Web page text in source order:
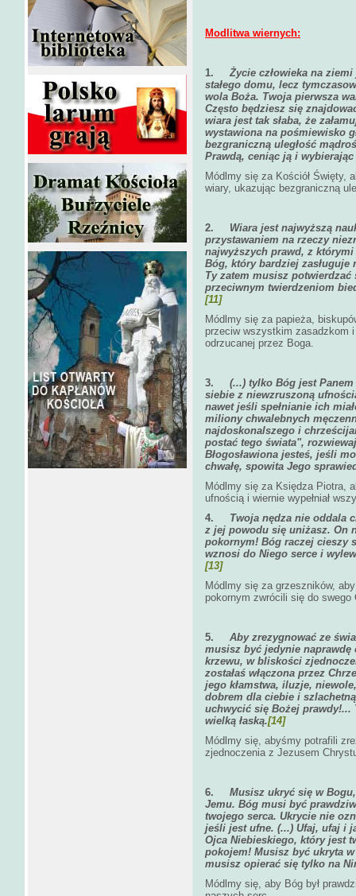
Modlitwa wiernych:
1.Życie człowieka na
stałego domu, lecz
wola Boża. Twoja pierwsza
Często będziesz się
wiara jest tak słaba, że
wystawiona na pośmiewisko
bezgraniczną uległość
Prawdą, ceniąc ją i
Módlmy się za Kościół Święty,
wiary, ukazując bezgraniczną
2. Wiara jest najwyższą
przystawaniem na rzeczy
najwyższych prawd, z
Bóg, który bardziej
Ty zatem musisz
przeciwnym twierdzeniom
[11]
Módlmy się za papieża,
przeciw wszystkim zasadzkom
odrzucanej przez Boga.
3. (...) tylko Bóg jest
siebie z niewzruszoną
nawet jeśli spełnianie ich
miliony chwalebnych
najdoskonalszego i
postać tego świata",
Błogosławiona jesteś, jeśli
chwałę, spowita Jego
Módlmy się za Księdza Piotra,
ufnością i wiernie wypełniał
4. Twoja nędza nie oddala
z jej powodu się uniżasz. On
pokornym! Bóg raczej cieszy
wznosi do Niego serce i
[13]
Módlmy się za grzeszników,
pokornym zwrócili się do
5. Aby zrezygnować ze
musisz być jedynie
krzewu, w bliskości
zostałaś włączona przez
jego kłamstwa, iluzje,
dobrem dla ciebie i
uchwycić się Bożej prawdy!...
wielką łaską.[14]
Módlmy się, abyśmy potrafili
zjednoczenia z Jezusem
6. Musisz ukryć się w
Jemu. Bóg musi być
twojego serca. Ukrycie nie
jeśli jest ufne. (...) Ufaj, ufaj i
Ojca Niebieskiego, który jest
pokojem! Musisz być ukryta
musisz opierać się tylko na
Módlmy się, aby Bóg był